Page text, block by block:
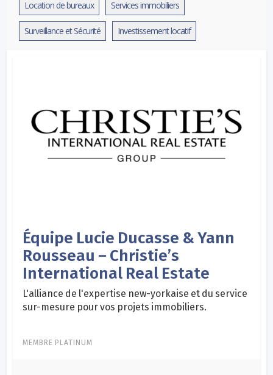
Location de bureaux Services immobiliers
Surveillance et Sécurité Investissement locatif
Équipe Lucie Ducasse & Yann
Rousseau – Christie’s
International Real Estate
L'alliance de l'expertise new-yorkaise et du service
sur-mesure pour vos projets immobiliers.
MEMBRE PLATINUM